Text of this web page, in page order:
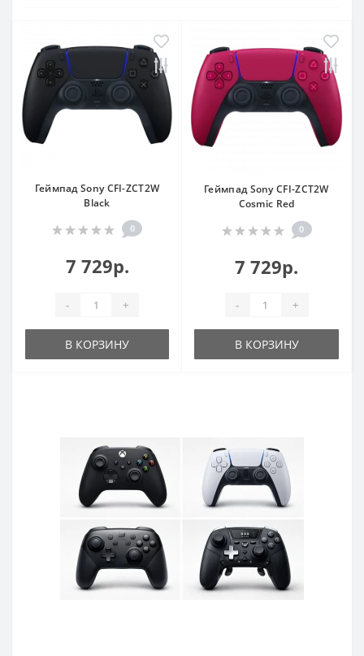
Геймпад Sony CFI-ZCT2W
Black
0
7 729р.
- +
В КОРЗИНУ
Геймпад Sony CFI-ZCT2W
Cosmic Red
0
7 729р.
- +
В КОРЗИНУ